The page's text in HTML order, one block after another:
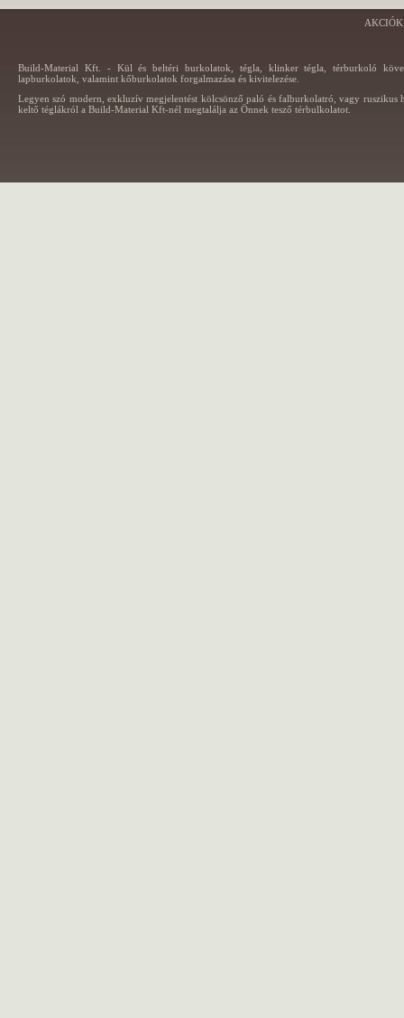
Build-Material Kft. - Kül és beltéri burkolatok, tégla, klinker tégla, térburkoló
lapburkolatok, valamint kőburkolatok forgalmazása és kivitelezése.
Legyen szó modern, exkluzív megjelentést kölcsönző paló és falburkolatró, vagy ruszikus
keltő téglákról a Build-Material Kft-nél megtalálja az Önnek tesző térbulkolatot.